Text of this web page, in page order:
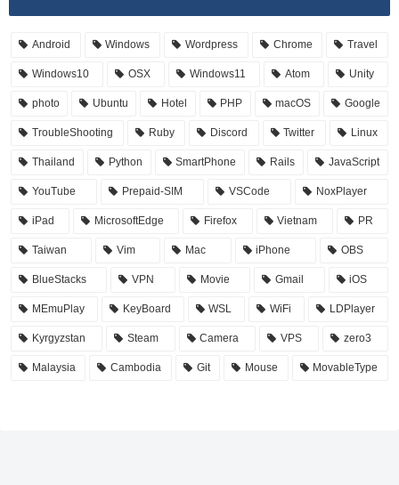
Android Windows Wordpress Chrome Travel
Windows10 OSX Windows11 Atom Unity
photo Ubuntu Hotel PHP macOS Google
TroubleShooting Ruby Discord Twitter Linux
Thailand Python SmartPhone Rails JavaScript
YouTube Prepaid-SIM VSCode NoxPlayer
iPad MicrosoftEdge Firefox Vietnam PR
Taiwan Vim Mac iPhone OBS
BlueStacks VPN Movie Gmail iOS
MEmuPlay KeyBoard WSL WiFi LDPlayer
Kyrgyzstan Steam Camera VPS zero3
Malaysia Cambodia Git Mouse MovableType